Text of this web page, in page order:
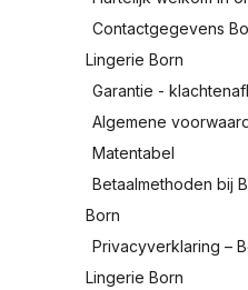
Contactgegevens
Lingerie Born
Garantie -
Algemene
Matentabel
Betaalmethoden bij
Born
Privacyverklaring –
Lingerie Born